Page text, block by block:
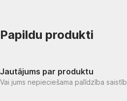
Papildu produkti
Jautājums par produktu
Vai jums nepieciešama palīdzība